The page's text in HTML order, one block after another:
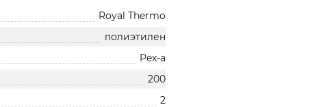
Royal Thermo
полиэтилен
Pex-a
200
2